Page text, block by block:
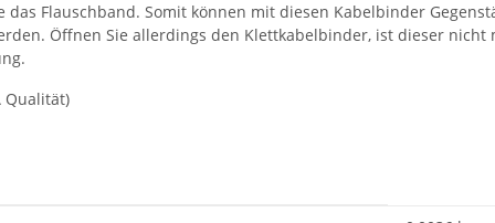
das Flauschband. Somit können mit diesen Kabelbinder
Öffnen Sie allerdings den Klettkabelbinder, ist dieser
Qualität)